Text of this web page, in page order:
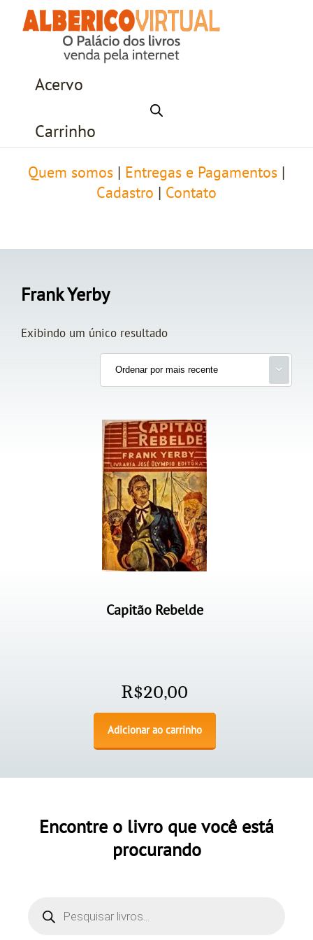
Acervo
Carrinho
Quem somos Entregas e Pagamentos
Cadastro
Contato
Frank Yerby
Exibindo um único resultado
Capitão Rebelde
R$20,00
Adicionar ao carrinho
Encontre o livro que você está
procurando